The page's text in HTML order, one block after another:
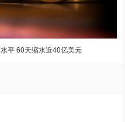
平 60天缩水近40亿美元